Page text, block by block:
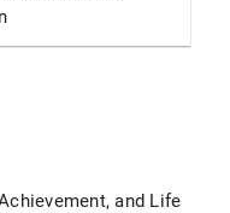
and Life